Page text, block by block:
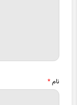
نام*